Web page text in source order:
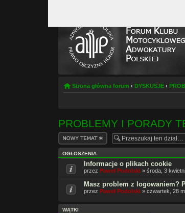
Strona główna forum ‹ DYSKUSJE ‹
PROBLEMY I PORADY
Napisz wątek
OGŁOSZENIA
Informacje o plikach cookie
przezPaweł Podolski » środa, 3
Masz problem z logowaniem?
przezPaweł Podolski » czwartek, 28
WĄTKI